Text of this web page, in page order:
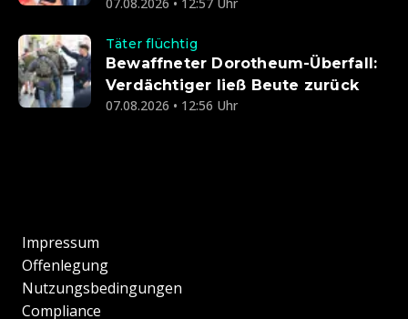
Täter flüchtig
Bewaffneter Dorotheum-Überfall:
Verdächtiger ließ Beute zurück
07.08.2026 • 12:56 Uhr
Impressum
Offenlegung
Nutzungsbedingungen
Compliance